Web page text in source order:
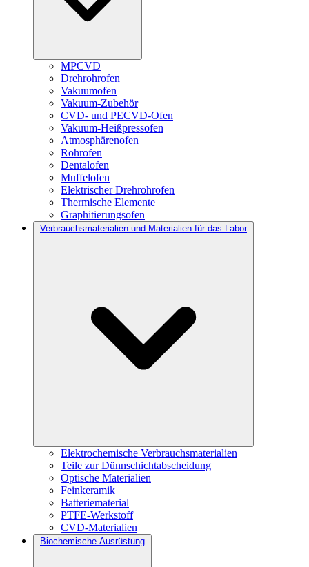
MPCVD
Drehrohrofen
Vakuumofen
Vakuum-Zubehör
CVD- und PECVD-Ofen
Vakuum-Heißpressofen
Atmosphärenofen
Rohrofen
Dentalofen
Muffelofen
Elektrischer Drehrohrofen
Thermische Elemente
Graphitierungsofen
Verbrauchsmaterialien und Materialien für das Labor
Elektrochemische Verbrauchsmaterialien
Teile zur Dünnschichtabscheidung
Optische Materialien
Feinkeramik
Batteriematerial
PTFE-Werkstoff
CVD-Materialien
Biochemische Ausrüstung